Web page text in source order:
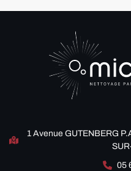
1 Avenue GUTENBERG
05